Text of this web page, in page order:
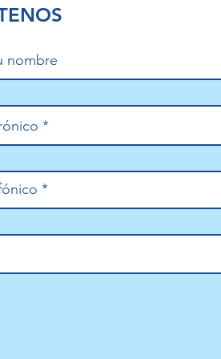
nombre